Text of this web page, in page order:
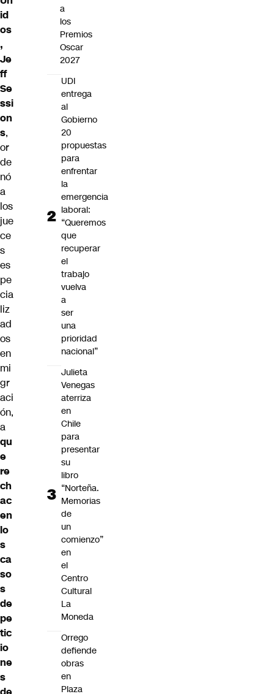
id
os
,
Je
ff
Se
ssi
on
s,
or
de
nó
a
los
jue
ce
s
es
pe
cia
liz
ad
os
en
mi
gr
aci
ón,
a
qu
e
re
ch
ac
en
lo
s
ca
so
s
de
pe
tic
io
ne
s
a
los
Premios
Oscar
2027
UDI
entrega
al
Gobierno
20
propuestas
para
enfrentar
la
emergencia
laboral:
“Queremos
que
recuperar
el
trabajo
vuelva
a
ser
una
prioridad
nacional”
Julieta
Venegas
aterriza
en
Chile
para
presentar
su
libro
“Norteña.
Memorias
de
un
comienzo”
en
el
Centro
Cultural
La
Moneda
Orrego
defiende
obras
en
Plaza